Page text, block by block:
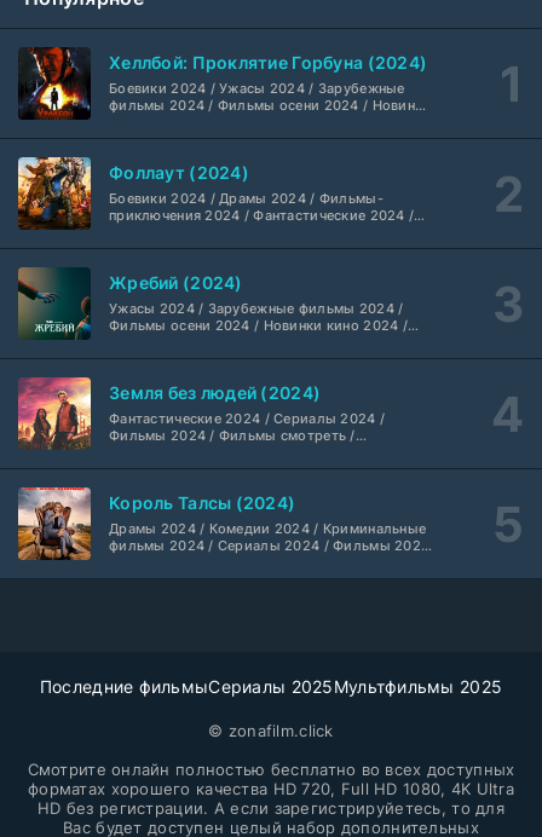
Шугар (2026)
Укрытие (2026)
1-3 сезон
5 серия
HDrezka Studio
Мыс страха (2026)
1 сезон
Dragon Money Studio
Библиотекари: Следующая глава (2026)
1-2 сезон
2 серия
1 сезон
Дубляж HDrezka St.
Анна медиум (2021-2026)
1-5 сезон
2 серия
Страна боев (2026)
Рыцарь Семи Королевств (2026)
1 сезон
6 серия
Syncmer
Хеллбой: Проклятие Горбуна (2024)
Боевики 2024 / Ужасы 2024 / Зарубежные
фильмы 2024 / Фильмы осени 2024 / Новинки
2024 / Американские фильмы / Фильмы
высоким рейтингом / Интересные фильмы /
Крутые фильмы / Популярные фильмы
Фоллаут (2024)
Боевики 2024 / Драмы 2024 / Фильмы-
приключения 2024 / Фантастические 2024 /
смотреть / Сериалы в 4K UHD / Американские
Жребий (2024)
Ужасы 2024 / Зарубежные фильмы 2024 /
Фильмы осени 2024 / Новинки кино 2024 /
Американские фильмы / Фильмы смотреть /
фильмы / Крутые фильмы / Популярные
фильмы
Земля без людей (2024)
Фантастические 2024 / Сериалы 2024 /
Фильмы 2024 / Фильмы смотреть /
Король Талсы (2024)
Драмы 2024 / Комедии 2024 / Криминальные
фильмы 2024 / Сериалы 2024 / Фильмы 2024
Последние фильмыСериалы 2025Мультфильмы 2025
© zonafilm.click
Смотрите онлайн полностью бесплатно во всех доступных
форматах хорошего качества HD 720, Full HD 1080, 4K Ultra
HD без регистрации. А если зарегистрируйетесь, то для
Вас будет доступен целый набор дополнительных